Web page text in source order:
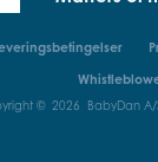
© 2026 BabyDan